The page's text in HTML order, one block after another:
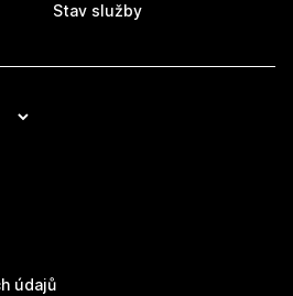
Stav služby
údajů